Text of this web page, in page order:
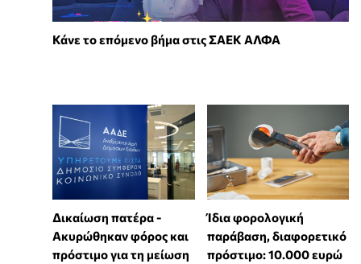
Κάνε το επόμενο βήμα στις ΣΑΕΚ ΑΛΦΑ
Δικαίωση πατέρα -
Ακυρώθηκαν φόρος και
πρόστιμο για τη μείωση
Ίδια φορολογική
παράβαση, διαφορετικό
πρόστιμο: 10.000 ευρώ